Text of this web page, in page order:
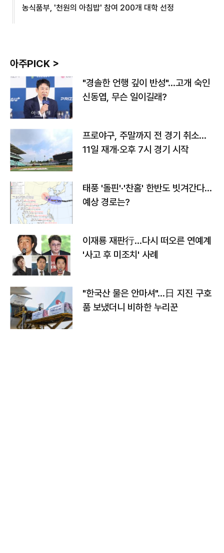
농식품부, '천원의 아침밥' 참여 200개 대학 선정
아주PICK >
"경솔한 언행 깊이 반성"…고개 숙인
신동엽, 무슨 일이길래?
프로야구, 주말까지 전 경기 취소…
11일 재개·오후 7시 경기 시작
태풍 '돌핀'·'찬홈' 한반도 빗겨간다…
예상 경로는?
이재룡 재판行…다시 떠오른 연예계
'사고 후 미조치' 사례
"한국산 물은 안마셔"…日 지진 구호
품 보냈더니 비하한 누리꾼